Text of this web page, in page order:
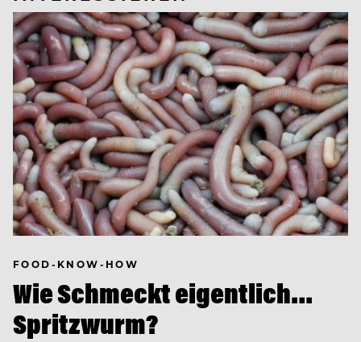
FOOD-KNOW-HOW
Wie Schmeckt eigentlich…
Spritzwurm?